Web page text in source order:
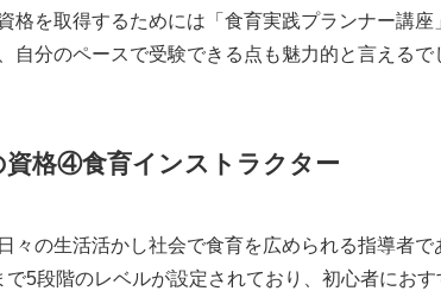
格を取得するためには「食育実践プランナー講座
自分のペースで受験できる点も魅力的と言えるで
資格④食育インストラクター
々の生活活かし社会で食育を広められる指導者で
5段階のレベルが設定されており、初心者にお